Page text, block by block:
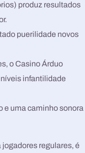
produz resultados
puerilidade novos
o Casino Árduo
infantilidade
e uma caminho sonora
regulares, é